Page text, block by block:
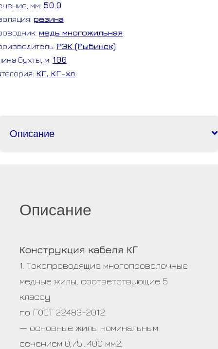
мм: 50.0
резина
медь многожильная
РЭК (Рыбинск)
бухты, м: 100
КГ, КГ-хл
Описание
Описание
Конструкция кабеля КГ
1. Токопроводящие многопроволочные
медные жилы, соответствующие 5
классу
по ГОСТ 22483-2012:
— основные жилы номинальным
сечением 0,75…400 мм2;